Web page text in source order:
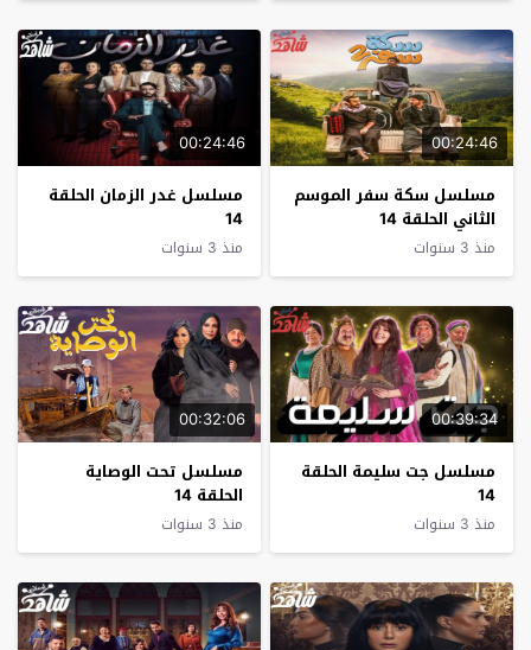
00:24:46
مسلسل سكة سفر الموسم
الثاني الحلقة 14
منذ 3 سنوات
00:24:46
مسلسل غدر الزمان الحلقة
14
منذ 3 سنوات
00:39:34
مسلسل جت سليمة الحلقة
14
منذ 3 سنوات
00:32:06
مسلسل تحت الوصاية
الحلقة 14
منذ 3 سنوات